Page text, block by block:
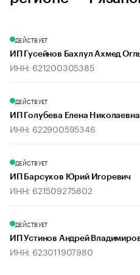
ДЕЙСТВУЕТ
ИП Гусейнов Бахлул Ахмед
ИНН: 621200305385
ДЕЙСТВУЕТ
ИП Голубева Елена Николаевна
ИНН: 622900595346
ДЕЙСТВУЕТ
ИП Барсуков Юрий Игоревич
ИНН: 621509275802
ДЕЙСТВУЕТ
ИП Устинов Андрей
ИНН: 623011907980